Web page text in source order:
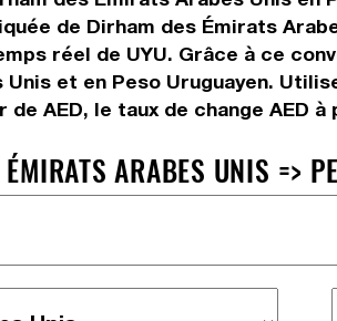
de Dirham des Émirats
réel de UYU. Grâce à ce
et en Peso Uruguayen.
AED, le taux de change AED
ARABES UNIS =>